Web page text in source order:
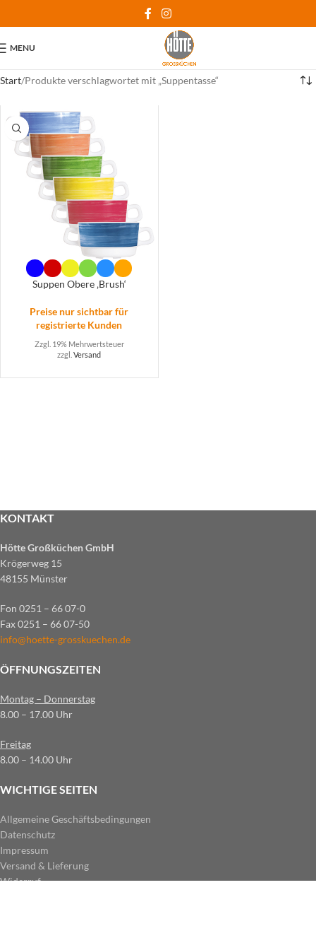
MENU
Start Produkte verschlagwortet mit „Suppentasse“
Suppen Obere ‚Brush‘
Preise nur sichtbar für
registrierte Kunden
Zzgl. 19% Mehrwertsteuer
zzgl.Versand
KONTAKT
Hötte Großküchen GmbH
Krögerweg 15
48155 Münster
Fon 0251 – 66 07-0
Fax 0251 – 66 07-50
info@hoette-grosskuechen.de
ÖFFNUNGSZEITEN
Montag – Donnerstag
8.00 – 17.00 Uhr
Freitag
8.00 – 14.00 Uhr
WICHTIGE SEITEN
Allgemeine Geschäftsbedingungen
Datenschutz
Impressum
Versand & Lieferung
Widerruf